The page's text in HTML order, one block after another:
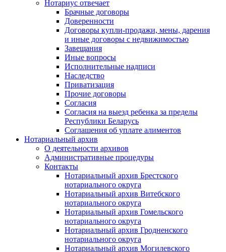
Нотариус отвечает
Брачные договоры
Доверенности
Договоры купли-продажи, мены, дарения
и иные договоры с недвижимостью
Завещания
Иные вопросы
Исполнительные надписи
Наследство
Приватизация
Прочие договоры
Согласия
Согласия на выезд ребенка за пределы
Республики Беларусь
Соглашения об уплате алиментов
Нотариальный архив
О деятельности архивов
Административные процедуры
Контакты
Нотариальный архив Брестского
нотариального округа
Нотариальный архив Витебского
нотариального округа
Нотариальный архив Гомельского
нотариального округа
Нотариальный архив Гродненского
нотариального округа
Нотариальный архив Могилевского